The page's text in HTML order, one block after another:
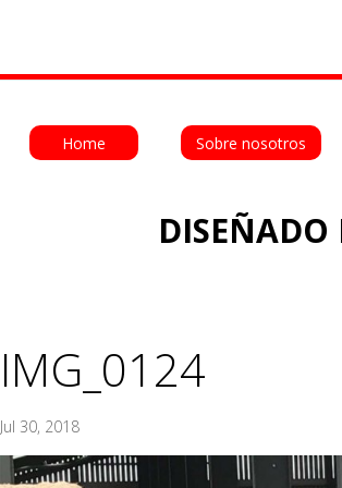
Home Sobre nosotros
DISEÑADO
IMG_0124
Jul 30, 2018